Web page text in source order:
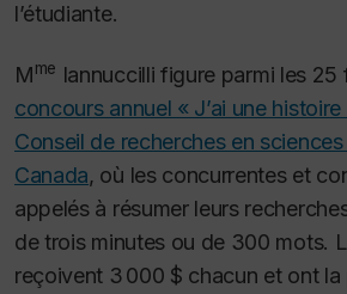
l’étudiante.
Mme Iannuccilli figure parmi les 25
concours annuel « J’ai une
Conseil de recherches en
Canada, où les concurrentes et
appelés à résumer leurs
de trois minutes ou de 300 mots.
reçoivent 3 000 $ chacun et ont